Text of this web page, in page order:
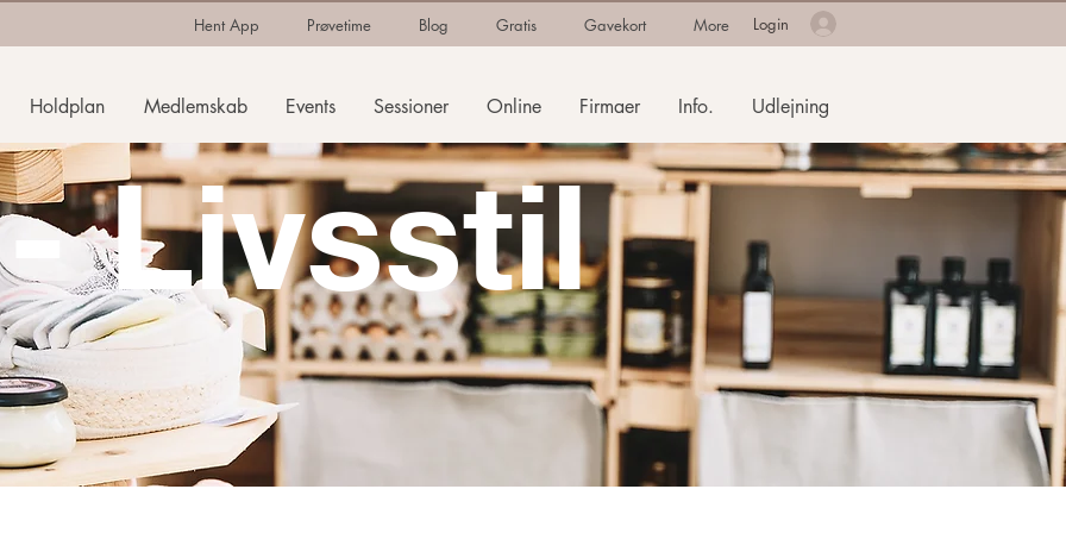
Hent App Prøvetime Blog Gratis Gavekort More Login
Holdplan Medlemskab Events Sessioner Online Firmaer Info. Udlejning
& Livsstil
Livsstil